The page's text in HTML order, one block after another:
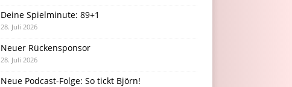
Deine Spielminute: 89+1
28. Juli 2026
Neuer Rückensponsor
28. Juli 2026
Neue Podcast-Folge: So tickt Björn!